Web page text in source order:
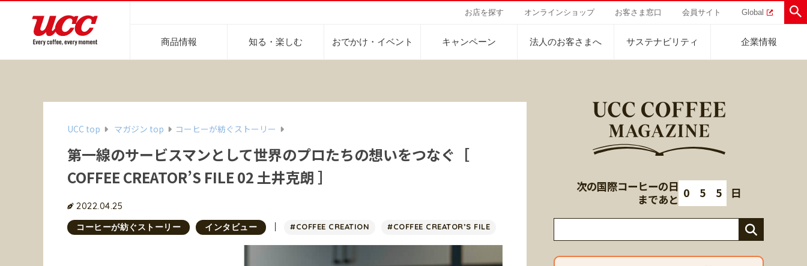
お店を探す オンラインショップ お客さま窓口 会員サイト Global
商品情報 知る・楽しむ おでかけ・イベント キャンペーン 法人のお客さまへ サステナビリティ 企業情報
コーヒーギフト 器具・その他
おいしいコーヒーの淹れ方 UCCのコーヒーマガジン
カフェのお仕事体験
直営農園
ハワイ
Sustainability Challenge
サステナビリティチャレンジ
Sustainability Report
パーパス ＆ バリュー
ニュースリリース
海外事業
UCCの活動
サステナビリティ
UCC神戸コーヒービレッジ
UCC top マガジン top コーヒーが紡ぐストーリー
第一線のサービスマンとして世界のプロたちの想いをつなぐ［
COFFEE CREATOR’S FILE 02 土井克朗 ］
2022.04.25
コーヒーが紡ぐストーリー インタビュー #COFFEE CREATION #COFFEE CREATOR’S FILE
次の国際コーヒーの日
まであと 0 5 5 日